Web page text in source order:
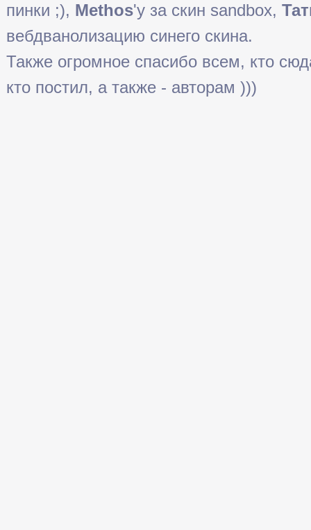
пинки ;), Methos'у за скин sandbox,
вебдванолизацию синего скина.
Также огромное спасибо всем, кто
кто постил, а также - авторам )))